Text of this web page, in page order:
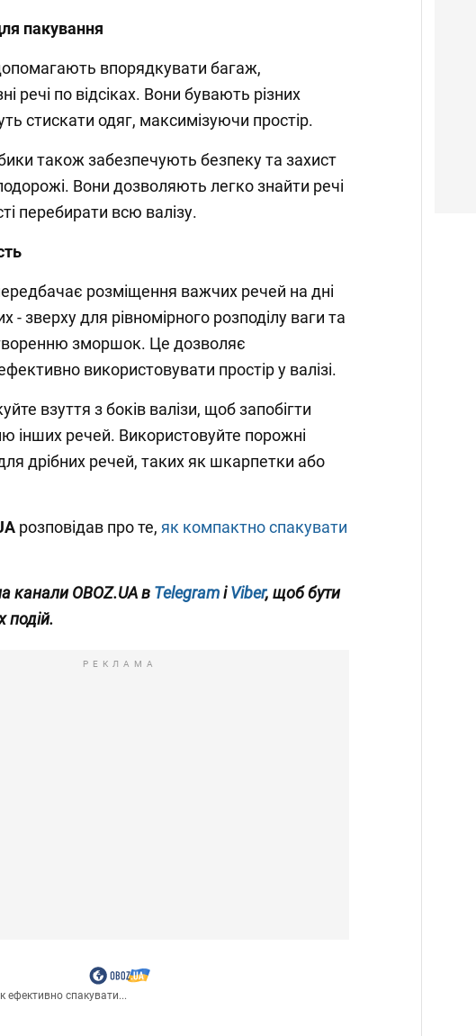
пакування
впорядкувати багаж,
речі по відсіках. Вони бувають різних
стискати одяг, максимізуючи простір.
також забезпечують безпеку та захист
Вони дозволяють легко знайти речі
перебирати всю валізу.
розміщення важчих речей на дні
- зверху для рівномірного розподілу ваги та
зморшок. Це дозволяє
використовувати простір у валізі.
взуття з боків валізи, щоб запобігти
інших речей. Використовуйте порожні
для дрібних речей, таких як шкарпетки або
розповідав про те, як компактно спакувати
канали OBOZ.UAв TelegramіViber, щоб бути
подій.
РЕКЛАМА
ефективно спакувати...